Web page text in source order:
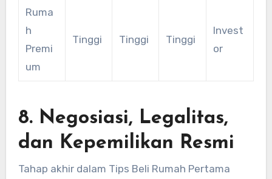
Ruma
h
Premi
um
Tinggi Tinggi Tinggi
Invest
or
8. Negosiasi, Legalitas,
dan Kepemilikan Resmi
Tahap akhir dalam Tips Beli Rumah Pertama